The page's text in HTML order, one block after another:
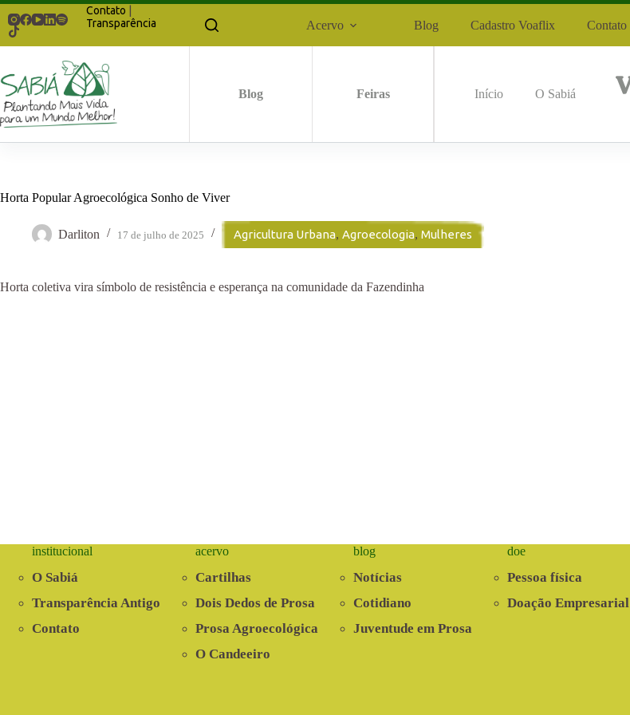
Pular
para
conteúdo
Contato
Transparência
Acervo Blog Cadastro Voaflix Contato
Blog Feiras Início O Sabiá
Horta Popular Agroecológica Sonho de Viver
Darliton 17 de julho de 2025 Agricultura Urbana, Agroecologia, Mulheres
Horta coletiva vira símbolo de resistência e esperança na comunidade da Fazendinha
institucional
O Sabiá
Transparência Antigo
Contato
acervo
Cartilhas
Dois Dedos de Prosa
Prosa Agroecológica
O Candeeiro
blog
Notícias
Cotidiano
Juventude em Prosa
doe
Pessoa física
Doação Empresarial